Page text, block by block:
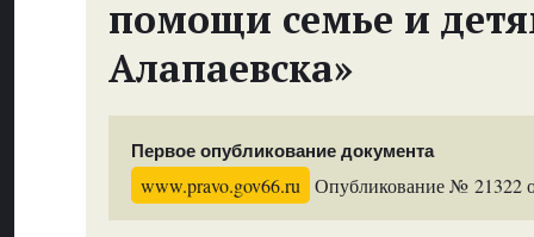
помощи семье и
Алапаевска»
Первое опубликование документа
www.pravo.gov66.ru Опубликование № 21322